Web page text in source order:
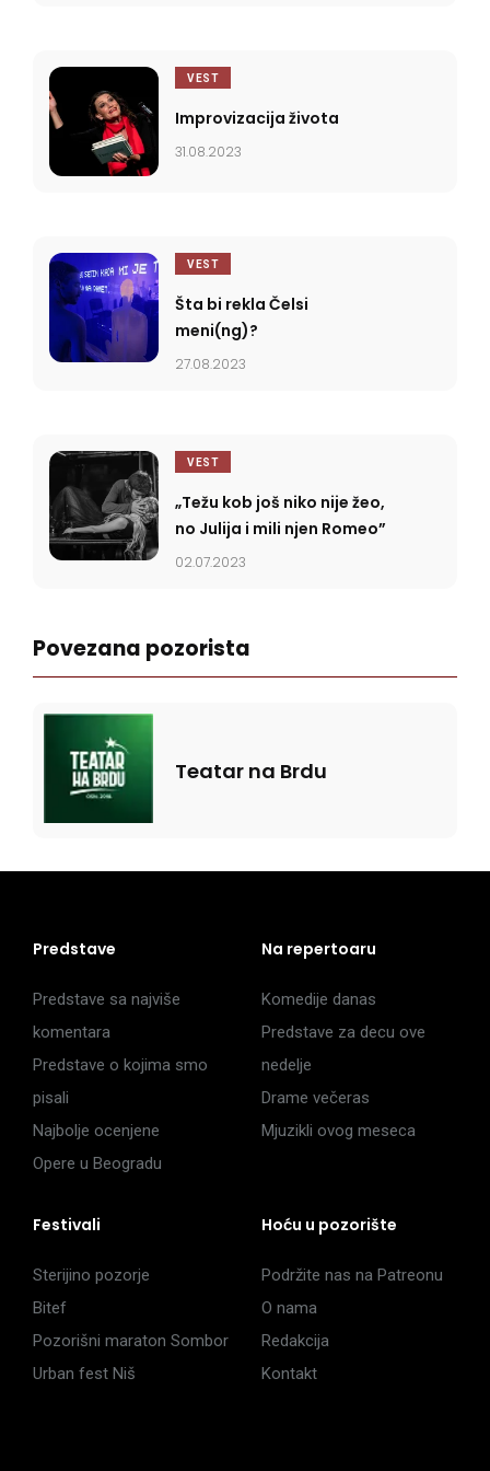
VEST
Improvizacija života
31.08.2023
VEST
Šta bi rekla Čelsi
meni(ng)?
27.08.2023
VEST
„Težu kob još niko nije žeo,
no Julija i mili njen Romeo”
02.07.2023
Povezana pozorista
Teatar na Brdu
Predstave
Predstave sa najviše
komentara
Predstave o kojima smo
pisali
Najbolje ocenjene
Opere u Beogradu
Na repertoaru
Komedije danas
Predstave za decu ove
nedelje
Drame večeras
Mjuzikli ovog meseca
Festivali
Sterijino pozorje
Bitef
Pozorišni maraton Sombor
Urban fest Niš
Hoću u pozorište
Podržite nas na Patreonu
O nama
Redakcija
Kontakt